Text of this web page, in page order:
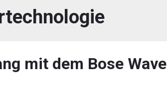
mit dem Bose Wave